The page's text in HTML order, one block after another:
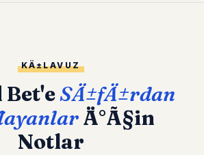
KÄ±LAVUZ
SÄ±fÄ±rdan
Ä°Ã§in
Notlar